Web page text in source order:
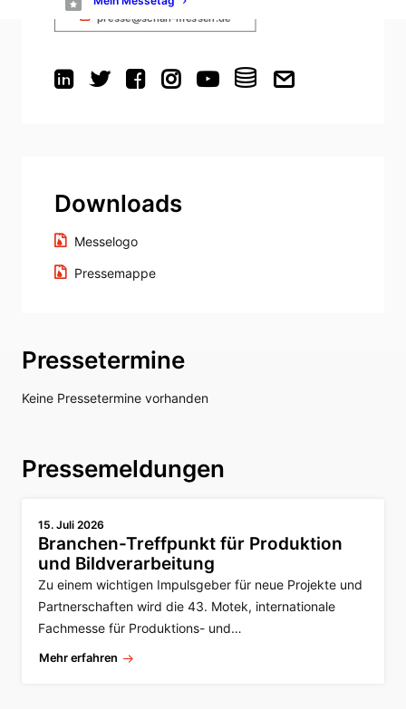
presse@schall-messen.de
Downloads
Messelogo
Pressemappe
Pressetermine
Keine Pressetermine vorhanden
Pressemeldungen
15. Juli 2026
Branchen-Treffpunkt für Produktion
und Bildverarbeitung
Zu einem wichtigen Impulsgeber für neue Projekte und
Partnerschaften wird die 43. Motek, internationale
Fachmesse für Produktions- und…
Mehr erfahren